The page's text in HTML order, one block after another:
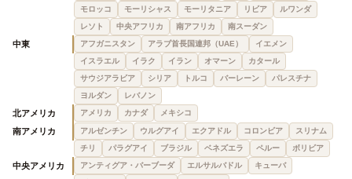
モロッコ
モーリシャス モーリタニア リビア
ルワンダ
レソト
中央アフリカ 南アフリカ 南スーダン
中東 アフガニスタン アラブ首長国連邦（UAE）
イエメン
イスラエル
イラク イラン オマーン
カタール
サウジアラビア
シリア トルコ バーレーン
パレスチナ
ヨルダン
レバノン
北アメリカ アメリカ カナダ メキシコ
南アメリカ アルゼンチン ウルグアイ エクアドル コロンビア
スリナム
チリ
パラグアイ ブラジル ベネズエラ ペルー ボリビア
中央アメリカ アンティグア・バーブーダ エルサルバドル
キューバ